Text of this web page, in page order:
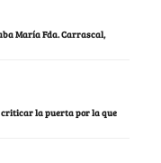
María Fda. Carrascal,
criticar la puerta por la que